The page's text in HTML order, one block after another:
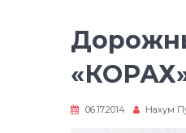
06.17.2014 Нахум